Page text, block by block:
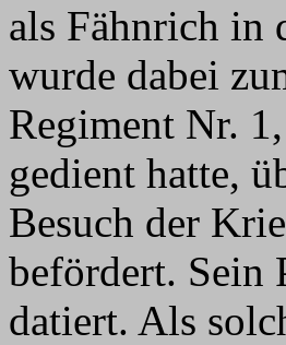
als Fähnrich in
wurde dabei
Regiment Nr.
gedient hatte,
Besuch der
befördert. Sein
datiert. Als